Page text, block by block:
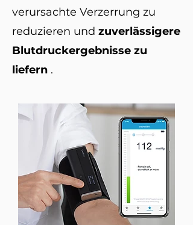
verursachte Verzerrung zu
reduzieren und zuverlässigere
Blutdruckergebnisse zu
liefern .